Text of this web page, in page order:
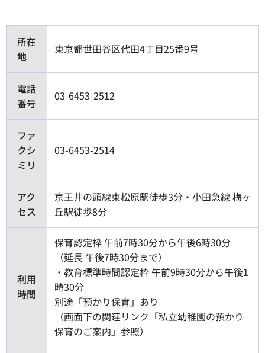
所在
地
東京都世田谷区代田4丁目25番9号
電話
番号
03-6453-2512
ファ
クシ
ミリ
03-6453-2514
アク
セス
京王井の頭線東松原駅徒歩3分・小田急線 梅ヶ
丘駅徒歩8分
利用
時間
保育認定枠 午前7時30分から午後6時30分
（延長 午後7時30分まで）
・教育標準時間認定枠 午前9時30分から午後1
時30分
別途「預かり保育」あり
（画面下の関連リンク「私立幼稚園の預かり
保育のご案内」参照）